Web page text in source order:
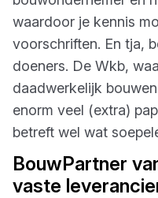
waardoor je kennis
voorschriften. En tja,
doeners. De Wkb,
daadwerkelijk
enorm veel (extra)
betreft wel wat
BouwPartner
vaste